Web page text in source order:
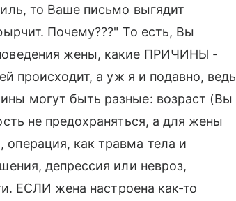
то Ваше письмо выгядит
Почему???" То есть, Вы
жены, какие ПРИЧИНЫ -
происходит, а уж я и подавно, ведь
могут быть разные: возраст (Вы
не предохраняться, а для жены
как травма тела и
депрессия или невроз,
ЕСЛИ жена настроена как-то